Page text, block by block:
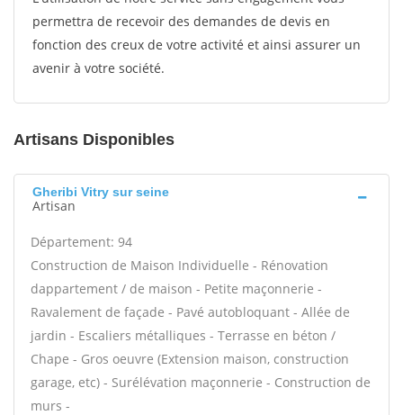
permettra de recevoir des demandes de devis en
fonction des creux de votre activité et ainsi assurer un
avenir à votre société.
Artisans Disponibles
Gheribi Vitry sur seine
Artisan
Département: 94
Construction de Maison Individuelle - Rénovation
dappartement / de maison - Petite maçonnerie -
Ravalement de façade - Pavé autobloquant - Allée de
jardin - Escaliers métalliques - Terrasse en béton /
Chape - Gros oeuvre (Extension maison, construction
garage, etc) - Surélévation maçonnerie - Construction de
murs -